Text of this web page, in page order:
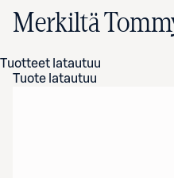
Merkiltä
Tuotteet latautuu
Tuote latautuu